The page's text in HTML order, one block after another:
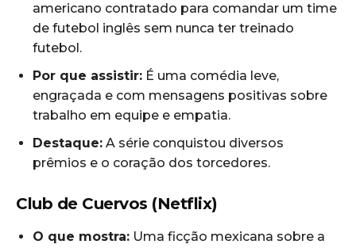
americano contratado para comandar um time
de futebol inglês sem nunca ter treinado
futebol.
Por que assistir: É uma comédia leve,
engraçada e com mensagens positivas sobre
trabalho em equipe e empatia.
Destaque: A série conquistou diversos
prêmios e o coração dos torcedores.
Club de Cuervos (Netflix)
O que mostra: Uma ficção mexicana sobre a